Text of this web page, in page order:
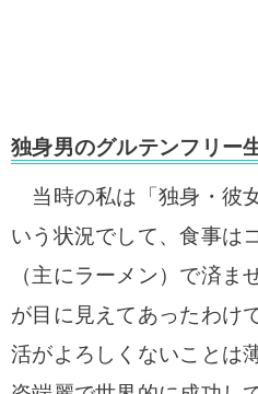
独身男のグルテンフリー
当時の私は「独身・彼
いう状況でして、食事は
（主にラーメン）で済ま
が目に見えてあったわけ
活がよろしくないことは